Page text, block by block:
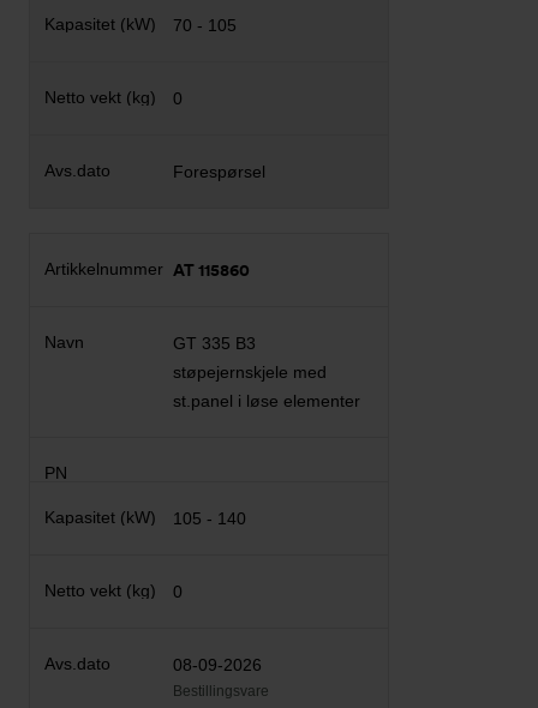
70 - 105
0
Forespørsel
AT 115860
GT 335 B3
støpejernskjele med
st.panel i løse elementer
105 - 140
0
08-09-2026
Bestillingsvare